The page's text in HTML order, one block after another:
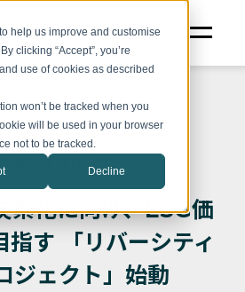
help us improve and customise
clicking “Accept”, you’re
use of cookies as described
won’t be tracked when you
will be used in your browser
not to be tracked.
Decline
プレスリリース
素化に向け、ESG価
指す 「リバーシティ
ジェクト」始動